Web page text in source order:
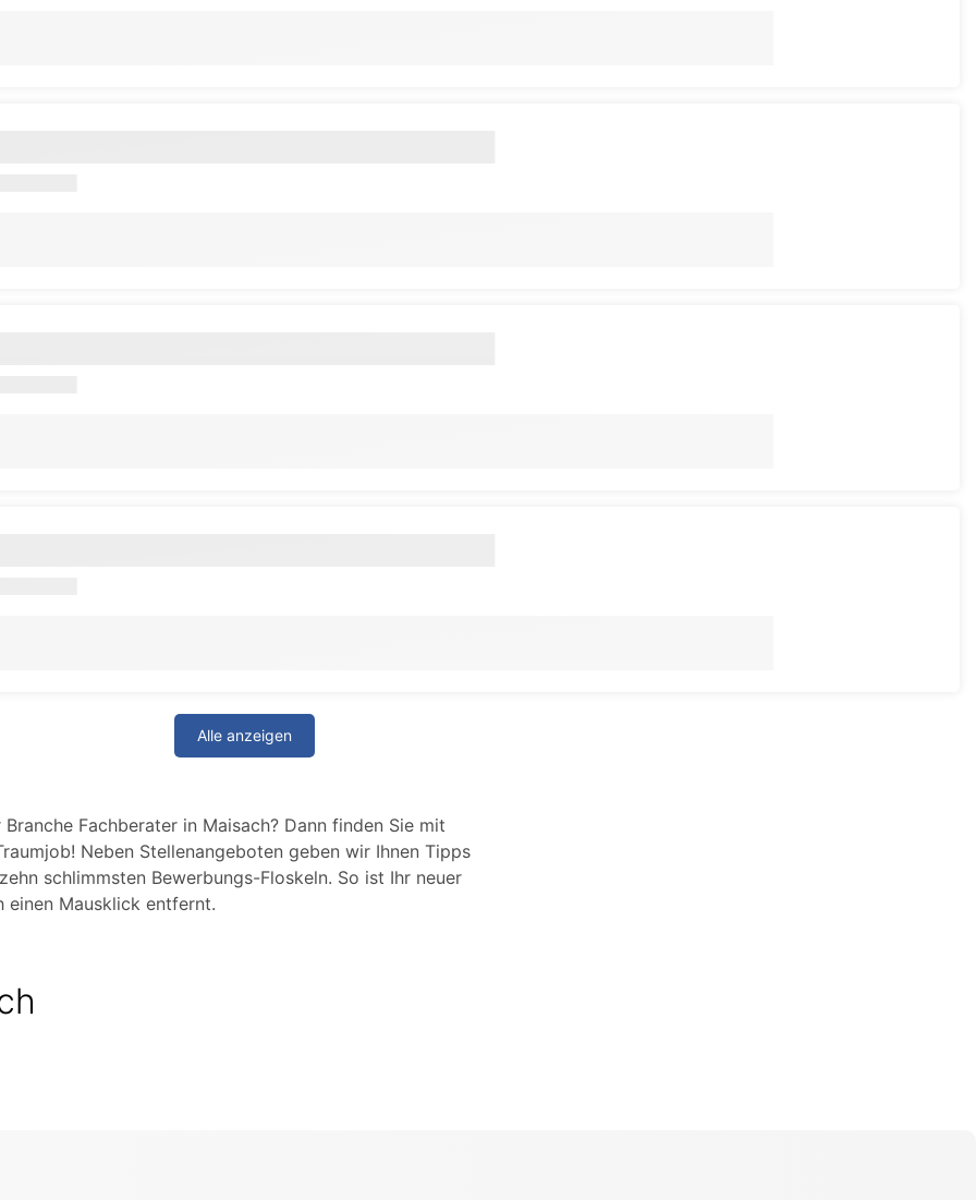
Alle anzeigen
Fachberater in Maisach? Dann finden Sie mit
Neben Stellenangeboten geben wir Ihnen Tipps
schlimmsten Bewerbungs-Floskeln. So ist Ihr neuer
einen Mausklick entfernt.